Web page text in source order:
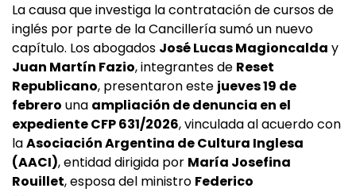
La causa que investiga la contratación de cursos de
inglés por parte de la Cancillería sumó un nuevo
capítulo. Los abogados José Lucas Magioncalda y
Juan Martín Fazio, integrantes de Reset
Republicano, presentaron este jueves 19 de
febrero una ampliación de denuncia en el
expediente CFP 631/2026, vinculada al acuerdo con
laAsociación Argentina de Cultura Inglesa
(AACI), entidad dirigida por María Josefina
Rouillet, esposa del ministro Federico